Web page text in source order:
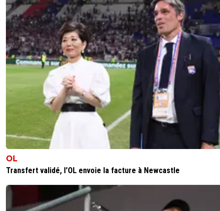
OL
Transfert validé, l’OL envoie la facture à Newcastle